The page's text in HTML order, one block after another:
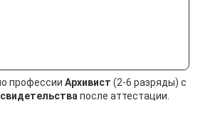
профессии Архивист (2-6 разряды) с
после аттестации.